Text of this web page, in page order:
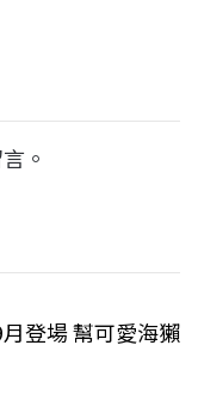
。
登場 幫可愛海獺